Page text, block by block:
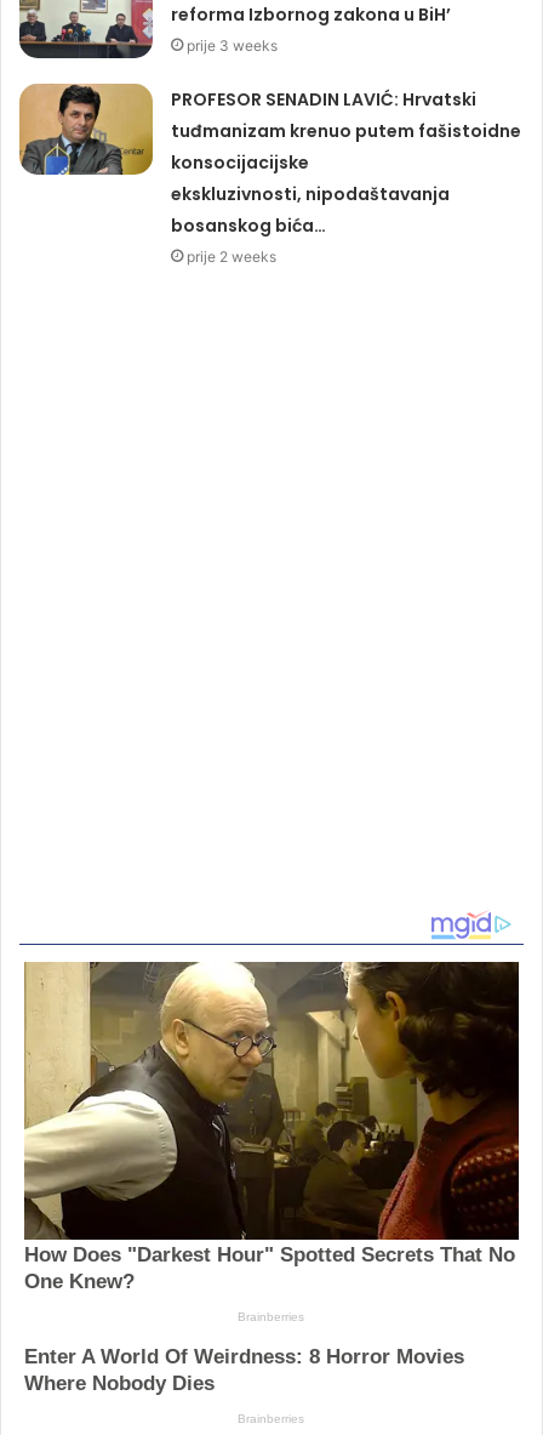
reforma Izbornog zakona u BiH’
prije 3 weeks
PROFESOR SENADIN LAVIĆ: Hrvatski
tuđmanizam krenuo putem fašistoidne
konsocijacijske
ekskluzivnosti, nipodaštavanja
bosanskog bića…
prije 2 weeks